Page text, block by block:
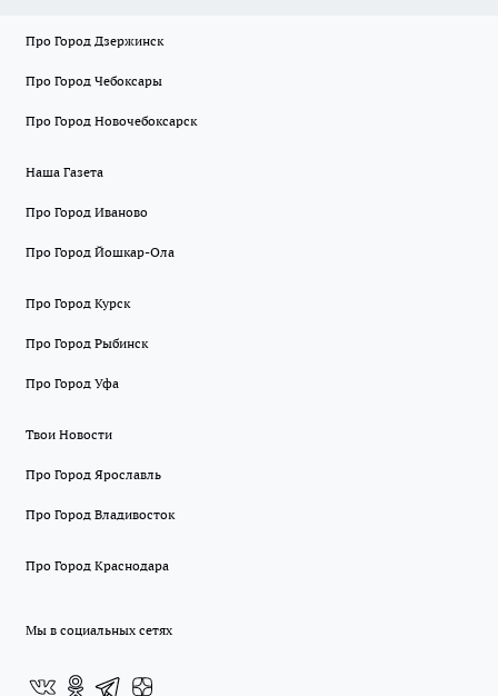
Про Город Дзержинск
Про Город Чебоксары
Про Город Новочебоксарск
Наша Газета
Про Город Иваново
Про Город Йошкар-Ола
Про Город Курск
Про Город Рыбинск
Про Город Уфа
Твои Новости
Про Город Ярославль
Про Город Владивосток
Про Город Краснодара
Мы в социальных сетях